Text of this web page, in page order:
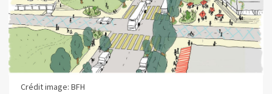
Crédit image: BFH